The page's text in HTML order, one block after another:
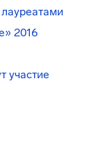
2016
участие